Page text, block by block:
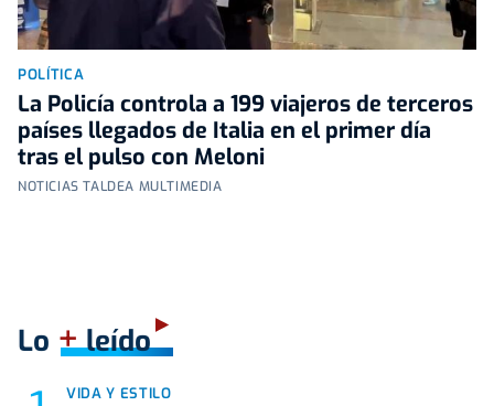
POLÍTICA
La Policía controla a 199 viajeros de terceros
países llegados de Italia en el primer día
tras el pulso con Meloni
NOTICIAS TALDEA MULTIMEDIA
Lo +leído
VIDA Y ESTILO